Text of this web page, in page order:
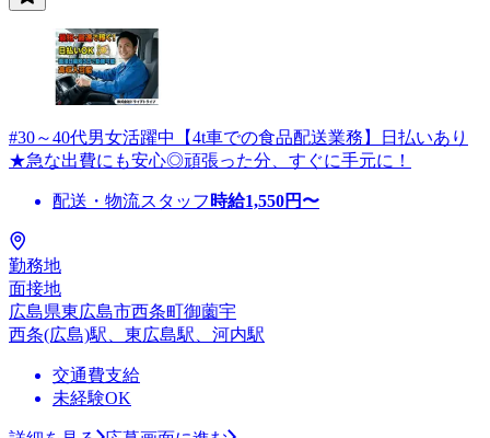
#30～40代男女活躍中【4t車での食品配送業務】日払いあり
★急な出費にも安心◎頑張った分、すぐに手元に！
配送・物流スタッフ 時給1,550円〜
勤務地
面接地
広島県東広島市西条町御薗宇
西条(広島)駅、東広島駅、河内駅
交通費支給
未経験OK